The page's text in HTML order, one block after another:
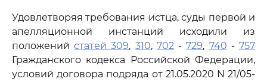
Удовлетворяя требования истца, суды первой и
апелляционной инстанций исходили из
положенийстатей 309, 310, 702-729, 740 -757
Гражданского кодекса Российской Федерации,
условий договора подряда от 21.05.2020 N 21/05-